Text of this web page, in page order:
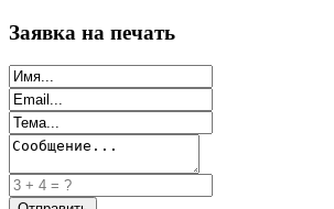
Заявка на печать